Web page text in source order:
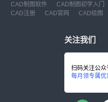
CAD制图软件
CAD制图初学入门
CAD注册
CAD官网 CAD绘图
关注我们
扫码关注公众
每月领专属优